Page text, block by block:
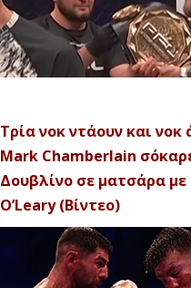
Τρία νοκ ντάουν και νοκ
Mark Chamberlain
Δουβλίνο σε ματσάρα με
O’Leary (Βίντεο)